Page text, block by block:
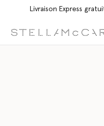
Livraison Express